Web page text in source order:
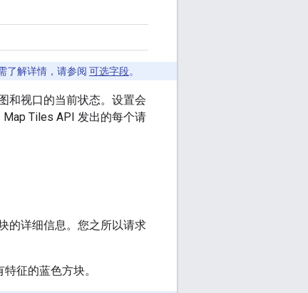
了解详情，请参阅 可选字段。
和视口的当前状态。设置会
Tiles API 发出的每个请
的详细信息。您之所以请求
征的蓝色方块。